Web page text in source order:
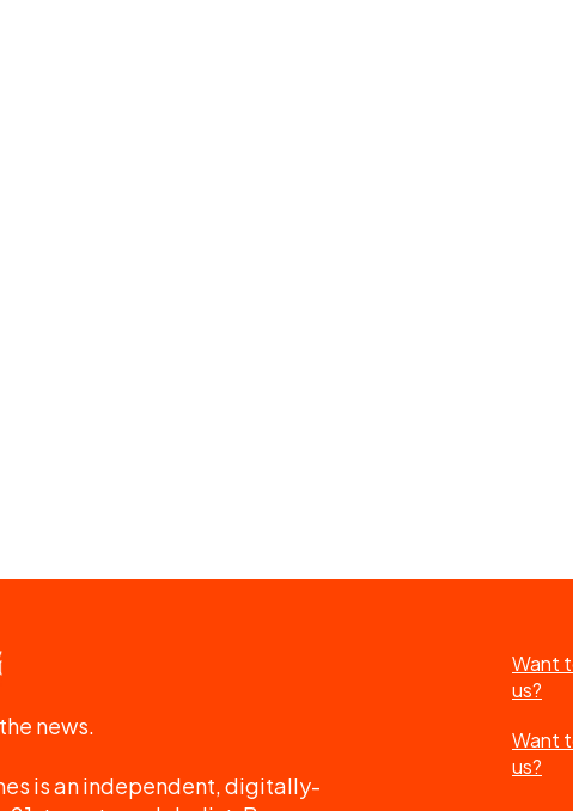
news.
is an independent, digitally-
Want
us?
Want
us?